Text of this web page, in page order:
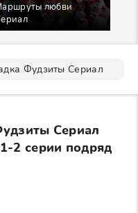
любви
Фудзиты Сериал
Сериал
2 серии подряд